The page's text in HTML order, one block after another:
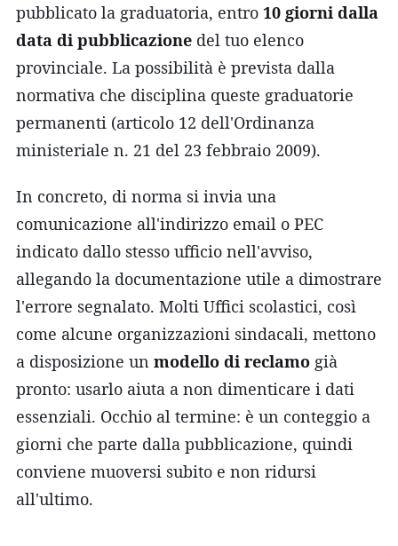
pubblicato la graduatoria, entro 10 giorni dalla
data di pubblicazione del tuo elenco
provinciale. La possibilità è prevista dalla
normativa che disciplina queste graduatorie
permanenti (articolo 12 dell'Ordinanza
ministeriale n. 21 del 23 febbraio 2009).
In concreto, di norma si invia una
comunicazione all'indirizzo email o PEC
indicato dallo stesso ufficio nell'avviso,
allegando la documentazione utile a dimostrare
l'errore segnalato. Molti Uffici scolastici, così
come alcune organizzazioni sindacali, mettono
a disposizione un modello di reclamo già
pronto: usarlo aiuta a non dimenticare i dati
essenziali. Occhio al termine: è un conteggio a
giorni che parte dalla pubblicazione, quindi
conviene muoversi subito e non ridursi
all'ultimo.